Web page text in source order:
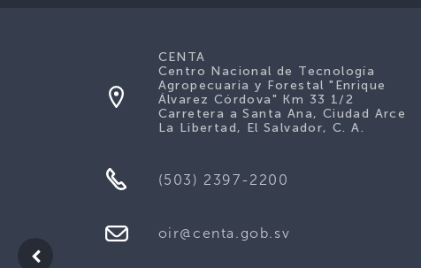
CENTA
Centro Nacional de Tecnología
Agropecuaria y Forestal "Enrique
Álvarez Córdova" Km 33 1/2
Carretera a Santa Ana, Ciudad Arce
La Libertad, El Salvador, C. A.
(503) 2397-2200
oir@centa.gob.sv